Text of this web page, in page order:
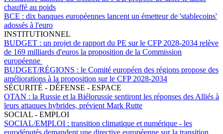
chauffé au poids
BCE : dix banques européennes lancent un émetteur de 'stablecoins'
adossés à l'euro
INSTITUTIONNEL
BUDGET : un projet de rapport du PE sur le CFP 2028-2034 relève
de 169 milliards d'euros la proposition de la Commission
européenne
BUDGET/RÉGIONS : le Comité européen des régions propose des
améliorations à la proposition sur le CFP 2028-2034
SÉCURITÉ - DÉFENSE - ESPACE
OTAN : la Russie et la Biélorussie sentiront les réponses des Alliés à
leurs attaques hybrides, prévient Mark Rutte
SOCIAL - EMPLOI
SOCIAL/EMPLOI : transition climatique et numérique - les
eurodéputés demandent une directive européenne sur la transition